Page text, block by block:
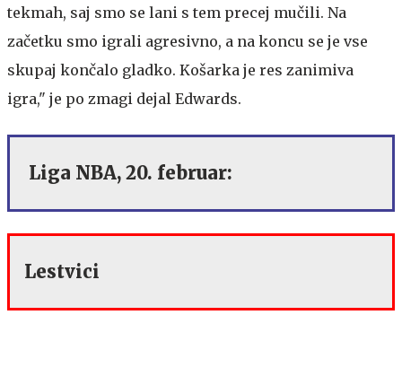
tekmah, saj smo se lani s tem precej mučili. Na
začetku smo igrali agresivno, a na koncu se je vse
skupaj končalo gladko. Košarka je res zanimiva
igra," je po zmagi dejal Edwards.
Liga NBA, 20. februar:
Lestvici